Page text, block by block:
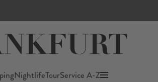
NightlifeTourService A-Z